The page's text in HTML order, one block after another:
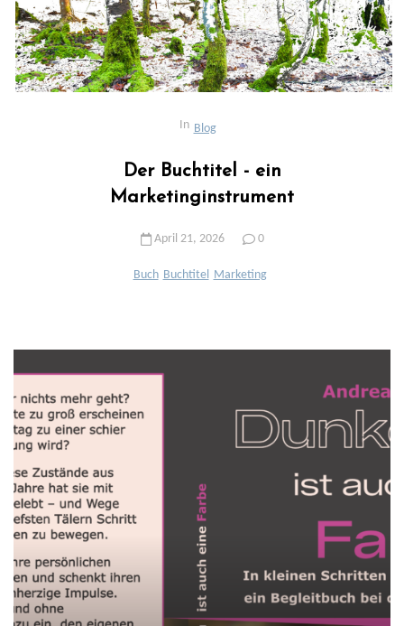
In Blog
Der Buchtitel - ein
Marketinginstrument
April 21, 2026 0
Buch Buchtitel Marketing